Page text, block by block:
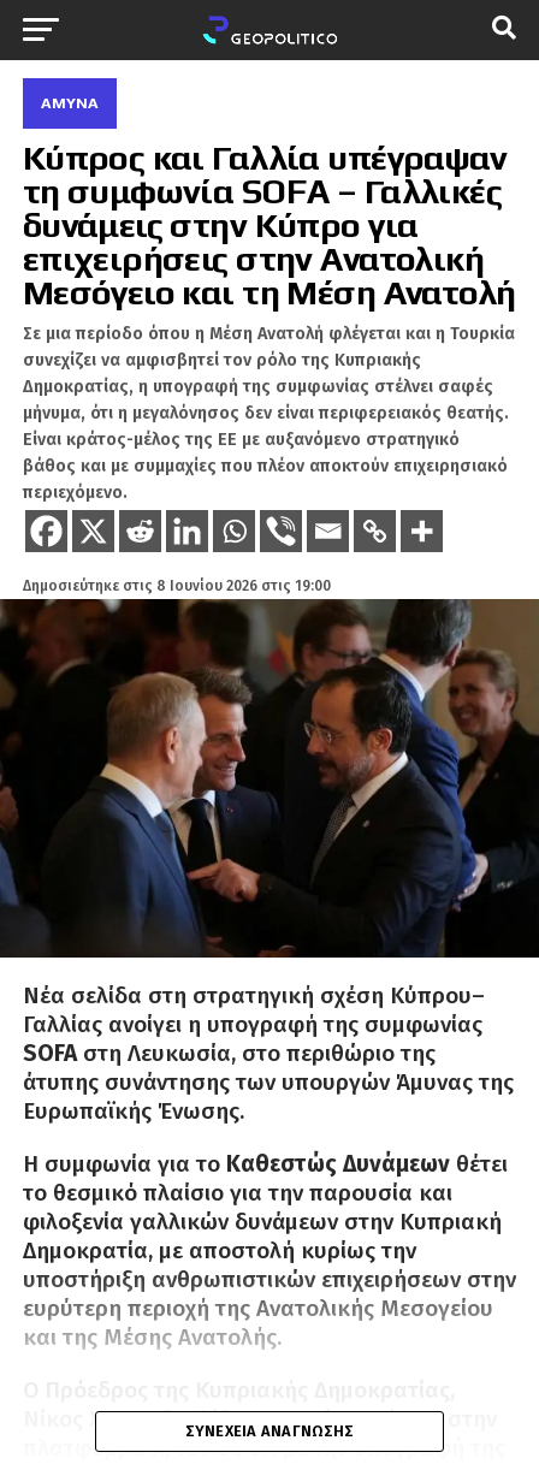
ΆΜΥΝΑ
Κύπρος και Γαλλία υπέγραψαν
τη συμφωνία SOFA – Γαλλικές
δυνάμεις στην Κύπρο για
επιχειρήσεις στην Ανατολική
Μεσόγειο και τη Μέση Ανατολή
Σε μια περίοδο όπου η Μέση Ανατολή φλέγεται και η Τουρκία
συνεχίζει να αμφισβητεί τον ρόλο της Κυπριακής
Δημοκρατίας, η υπογραφή της συμφωνίας στέλνει σαφές
μήνυμα, ότι η μεγαλόνησος δεν είναι περιφερειακός θεατής.
Είναι κράτος-μέλος της ΕΕ με αυξανόμενο στρατηγικό
βάθος και με συμμαχίες που πλέον αποκτούν επιχειρησιακό
περιεχόμενο.
Δημοσιεύτηκε στις 8 Ιουνίου 2026 στις 19:00
Νέα σελίδα στη στρατηγική σχέση Κύπρου–
Γαλλίας ανοίγει η υπογραφή της συμφωνίας
SOFAστη Λευκωσία, στο περιθώριο της
άτυπης συνάντησης των υπουργών Άμυνας της
Ευρωπαϊκής Ένωσης.
Η συμφωνία για το Καθεστώς Δυνάμεωνθέτει
το θεσμικό πλαίσιο για την παρουσία και
φιλοξενία γαλλικών δυνάμεων στην Κυπριακή
Δημοκρατία, με αποστολή κυρίως την
υποστήριξη ανθρωπιστικών επιχειρήσεων στην
ευρύτερη περιοχή της Ανατολικής Μεσογείου
και της Μέσης Ανατολής.
Νίκος Χριστοδουλίδης, με ανάρτησή του στην
πλατφόρμα Χ, τόνισε ότι με την υπογραφή της
ΣΥΝΈΧΕΙΑ ΑΝΆΓΝΩΣΗΣ